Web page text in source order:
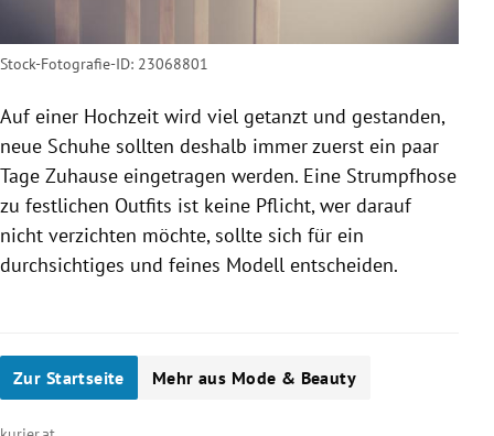
Stock-Fotografie-ID: 23068801
Auf einer Hochzeit wird viel getanzt und gestanden,
neue Schuhe sollten deshalb immer zuerst ein paar
Tage Zuhause eingetragen werden. Eine Strumpfhose
zu festlichen Outfits ist keine Pflicht, wer darauf
nicht verzichten möchte, sollte sich für ein
durchsichtiges und feines Modell entscheiden.
Zur Startseite Mehr aus Mode & Beauty